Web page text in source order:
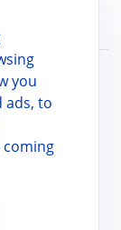
you
ads, to